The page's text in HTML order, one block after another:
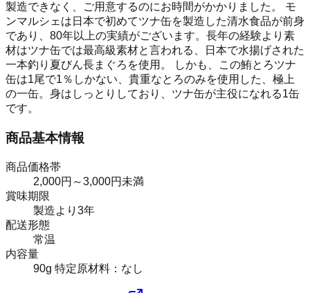
製造できなく、ご用意するのにお時間がかかりました。 モ
ンマルシェは日本で初めてツナ缶を製造した清水食品が前身
であり、80年以上の実績がございます。長年の経験より素
材はツナ缶では最高級素材と言われる、日本で水揚げされた
一本釣り夏びん長まぐろを使用。 しかも、この鮪とろツナ
缶は1尾で1％しかない、貴重なとろのみを使用した、極上
の一缶。身はしっとりしており、ツナ缶が主役になれる1缶
です。
商品基本情報
商品価格帯
2,000円～3,000円未満
賞味期限
製造より3年
配送形態
常温
内容量
90g 特定原材料：なし